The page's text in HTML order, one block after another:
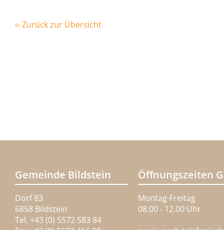
‹‹ Zurück zur Übersicht
Gemeinde Bildstein
Dorf 83
6858 Bildstein
Tel. +43 (0) 5572 583 84
Öffnungszeiten
Montag-Freitag
08.00 - 12.00 Uhr